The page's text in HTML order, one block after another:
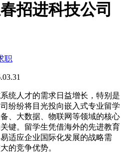
招进科技公司
职
统人才的需求日益增长，特别是
纷纷将目光投向嵌入式专业留学
、大数据、物联网等领域的核心
键。留学生凭借海外的先进教育
适应企业国际化发展的战略需
的竞争优势。